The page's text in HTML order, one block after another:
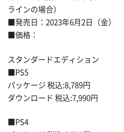
ラインの場合）
■発売日：2023年6月2日（金）
■価格：
スタンダードエディション
■PS5
パッケージ 税込:8,789円
ダウンロード 税込:7,990円
■PS4